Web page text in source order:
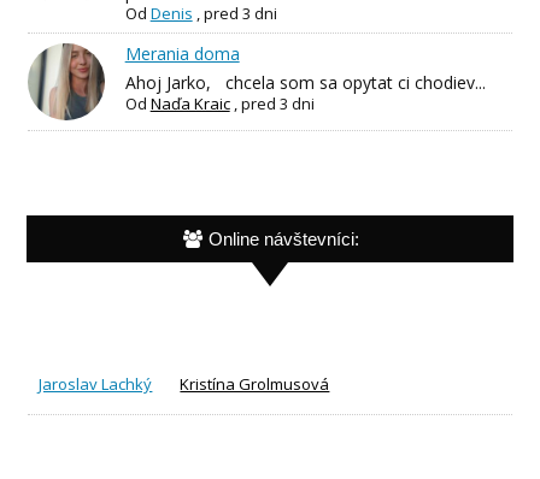
Od Denis ,pred 3 dni
Merania doma
Ahoj Jarko, chcela som sa opytat ci chodiev...
Od Naďa Kraic,pred 3 dni
Online návštevníci:
Jaroslav Lachký Kristína Grolmusová